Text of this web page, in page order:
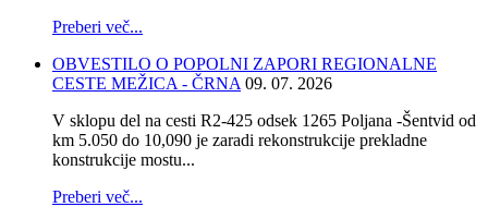
Preberi več...
OBVESTILO O POPOLNI ZAPORI REGIONALNE
CESTE MEŽICA - ČRNA 09. 07. 2026
V sklopu del na cesti R2-425 odsek 1265 Poljana -Šentvid od
km 5.050 do 10,090 je zaradi rekonstrukcije prekladne
konstrukcije mostu...
Preberi več...